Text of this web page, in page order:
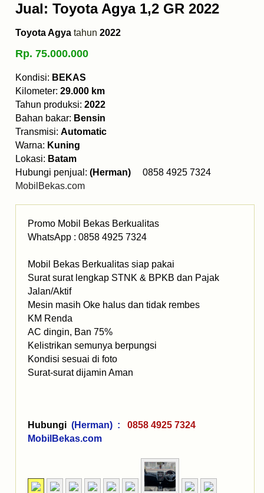
Jual: Toyota Agya 1,2 GR 2022
Toyota Agya tahun 2022
Rp. 75.000.000
Kondisi: BEKAS
Kilometer: 29.000 km
Tahun produksi: 2022
Bahan bakar: Bensin
Transmisi: Automatic
Warna: Kuning
Lokasi: Batam
Hubungi penjual: (Herman) 0858 4925 7324
MobilBekas.com
Promo Mobil Bekas Berkualitas
WhatsApp : 0858 4925 7324
Mobil Bekas Berkualitas siap pakai
Surat surat lengkap STNK & BPKB dan Pajak
Jalan/Aktif
Mesin masih Oke halus dan tidak rembes
KM Renda
AC dingin, Ban 75%
Kelistrikan semunya berpungsi
Kondisi sesuai di foto
Surat-surat dijamin Aman
Hubungi (Herman) :
0858 4925 7324
MobilBekas.com